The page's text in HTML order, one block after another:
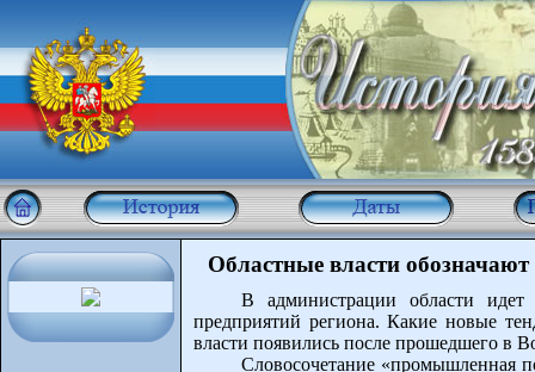
Областные власти
В администрации области
предприятий региона. Какие новые
власти появились после прошедшего в
Словосочетание «промышленная